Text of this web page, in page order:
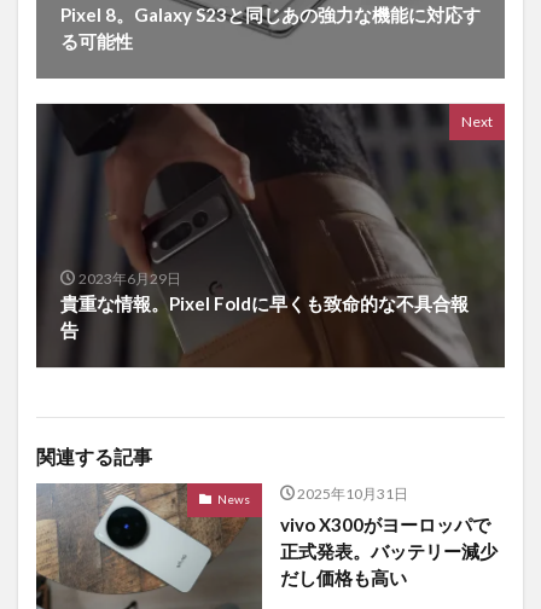
Pixel 8。Galaxy S23と同じあの強力な機能に対応す
る可能性
Next
2023年6月29日
貴重な情報。Pixel Foldに早くも致命的な不具合報
告
関連する記事
News 2025年10月31日
vivo X300がヨーロッパで
正式発表。バッテリー減少
だし価格も高い